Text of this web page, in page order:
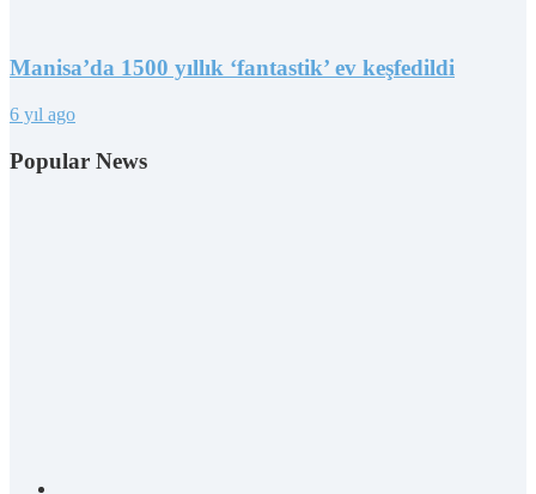
Manisa’da 1500 yıllık ‘fantastik’ ev keşfedildi
6 yıl ago
Popular News